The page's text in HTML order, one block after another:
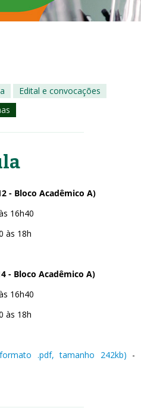
Edital e convocações
- Bloco Acadêmico A)
16h40
às 18h
- Bloco Acadêmico A)
16h40
às 18h
.pdf, tamanho 242kb) -